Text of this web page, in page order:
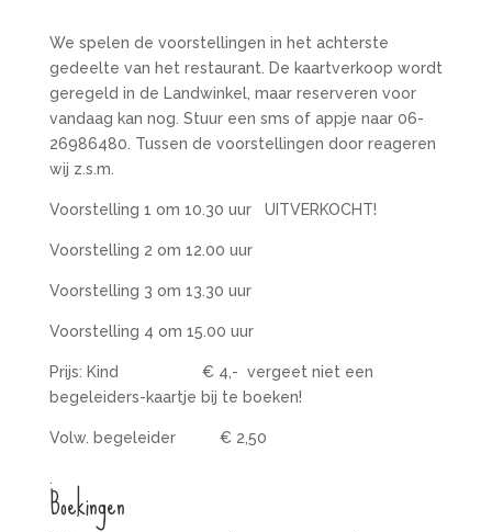
We spelen de voorstellingen in het achterste
gedeelte van het restaurant. De kaartverkoop wordt
geregeld in de Landwinkel, maar reserveren voor
vandaag kan nog. Stuur een sms of appje naar 06-
26986480. Tussen de voorstellingen door reageren
wij z.s.m.
Voorstelling 1 om 10.30 uur UITVERKOCHT!
Voorstelling 2 om 12.00 uur
Voorstelling 3 om 13.30 uur
Voorstelling 4 om 15.00 uur
Prijs: Kind € 4,- vergeet niet een
begeleiders-kaartje bij te boeken!
Volw. begeleider € 2,50
Boekingen